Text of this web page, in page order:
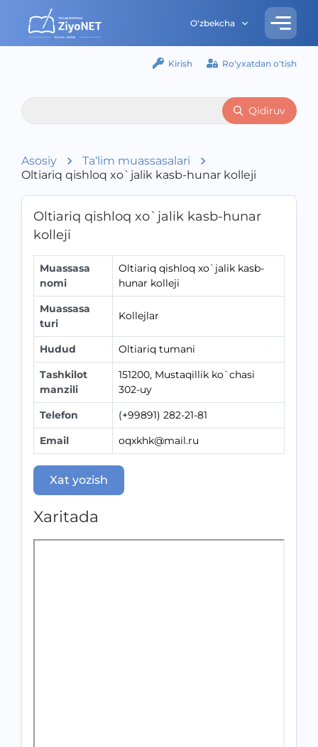
O‘zbekcha
Kirish Ro‘yxatdan o‘tish
Qidiruv
Asosiy
Ta‘lim muassasalari
Oltiariq qishloq xo`jalik kasb-hunar kolleji
Oltiariq qishloq xo`jalik kasb-hunar
kolleji
Muassasa
nomi
Oltiariq qishloq xo`jalik kasb-
hunar kolleji
Muassasa
turi
Kollejlar
Hudud
Oltiariq tumani
Tashkilot
manzili
151200, Mustaqillik ko`chasi
302-uy
Telefon
(+99891) 282-21-81
Email
oqxkhk@mail.ru
Xat yozish
Xaritada